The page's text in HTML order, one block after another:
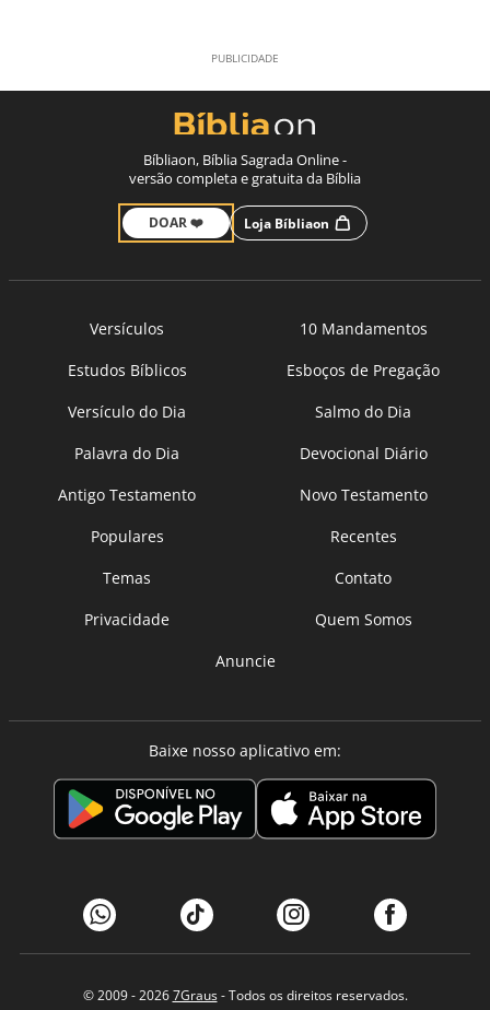
Bíbliaon, Bíblia Sagrada Online -
versão completa e gratuita da Bíblia
DOAR ❤️ Loja Bíbliaon
Versículos
10 Mandamentos
Estudos Bíblicos
Esboços de Pregação
Versículo do Dia
Salmo do Dia
Palavra do Dia
Devocional Diário
Antigo Testamento
Novo Testamento
Populares
Recentes
Temas
Contato
Privacidade
Quem Somos
Anuncie
Baixe nosso aplicativo em:
© 2009 - 20267Graus- Todos os direitos reservados.